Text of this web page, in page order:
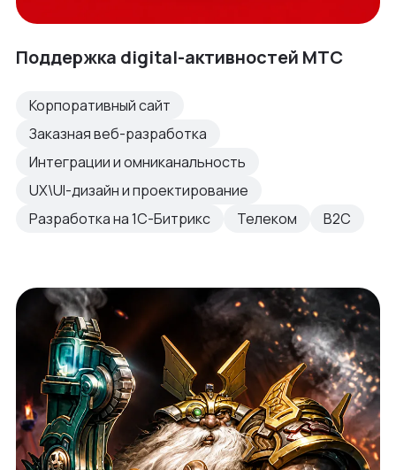
Поддержка digital-активностей МТС
Корпоративный сайт
Заказная веб-разработка
Интеграции и омниканальность
UX\UI-дизайн и проектирование
Разработка на 1С-Битрикс
Телеком B2C